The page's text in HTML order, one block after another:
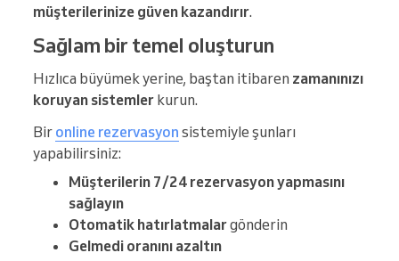
müşterilerinize güven kazandırır.
Sağlam bir temel oluşturun
Hızlıca büyümek yerine, baştan itibaren zamanınızı
koruyan sistemler kurun.
Bir online rezervasyon sistemiyle şunları
yapabilirsiniz:
Müşterilerin 7/24 rezervasyon yapmasını
sağlayın
Otomatik hatırlatmalargönderin
Gelmedi oranını azaltın